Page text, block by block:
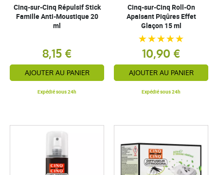
Cinq-sur-Cinq Répulsif Stick
Famille Anti-Moustique 20
ml
8,15 €
AJOUTER AU PANIER
Expédié sous 24h
Cinq-sur-Cinq Roll-On
Apaisant Piqûres Effet
Glaçon 15 ml
10,90 €
AJOUTER AU PANIER
Expédié sous 24h